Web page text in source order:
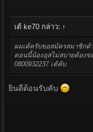
เต้ ke70 กล่าว: ↑
ผมเต้ครับขอสมัครสมาชิกด้
ตอนนี้น้องอุสไม่สบายต้อง
0800932237 เต้คับ
ยินดีต้อนรับคับ